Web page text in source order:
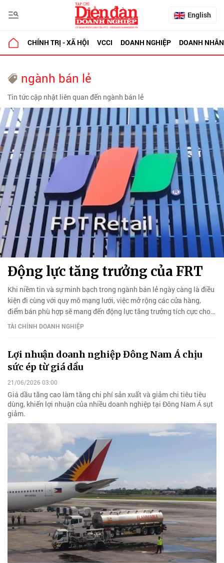
English
CHÍNH TRỊ - XÃ HỘI VCCI DOANH NGHIỆP DOANH NHÂN
ngành bán lẻ
Tin tức cập nhật liên quan đến ngành bán lẻ
Động lực tăng trưởng của FRT
Khi niềm tin và sự minh bạch trong ngành bán lẻ ngày càng là điều
kiện đi cùng với quy mô mạng lưới, việc mở rộng các cửa hàng,
điểm bán phù hợp sẽ mang đến động lực tăng trưởng tích cực cho
các doanh nghiệp.
TÀI CHÍNH DOANH NGHIỆP
Lợi nhuận doanh nghiệp Đông Nam Á chịu
sức ép từ giá dầu
21/06/2026 03:00
Giá dầu tăng cao làm tăng chi phí sản xuất và giảm chi tiêu tiêu
dùng, khiến lợi nhuận của nhiều doanh nghiệp tại Đông Nam Á sụt
giảm.